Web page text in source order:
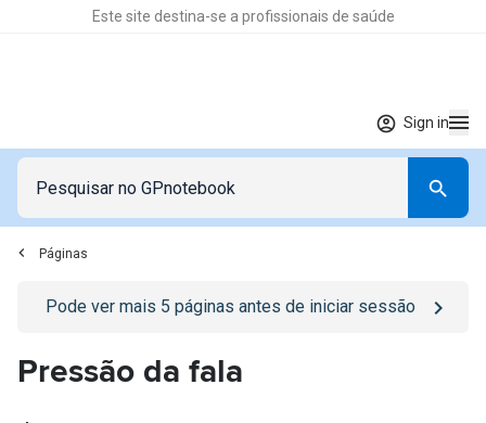
Este site destina-se a profissionais de saúde
Sign in
Páginas
Go to/sign-inpage
Pode ver mais 5 páginas antes de iniciar sessão
Pressão da fala